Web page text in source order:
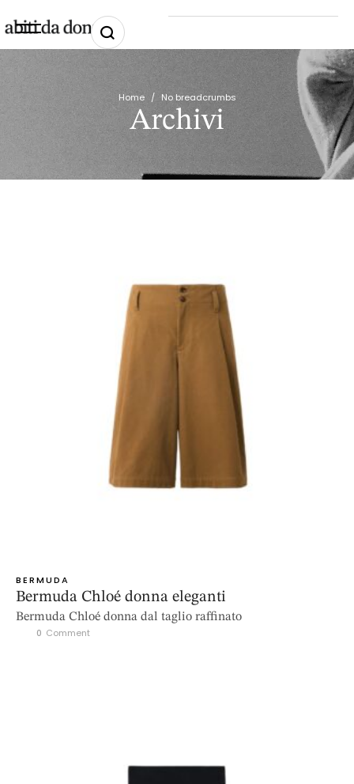
Home / No breadcrumbs
Archivi
BERMUDA
Bermuda Chloé donna eleganti
Bermuda Chloé donna dal taglio raffinato
0 Comment